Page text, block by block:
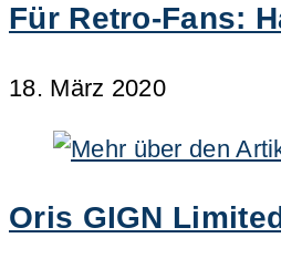
Für Retro-Fans:
18. März 2020
Oris GIGN